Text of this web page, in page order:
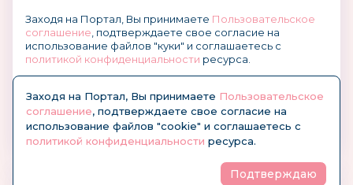
Заходя на Портал, Вы принимаете Пользовательское
соглашение, подтверждаете свое согласие на
использование файлов "куки" и соглашаетесь с
политикой конфиденциальности ресурса.
© KidsOboz.RU 2004-2026
Заходя на Портал, Вы принимаете Пользовательское
соглашение, подтверждаете свое согласие на
использование файлов "cookie" и соглашаетесь с
политикой конфиденциальности ресурса.
Подтверждаю